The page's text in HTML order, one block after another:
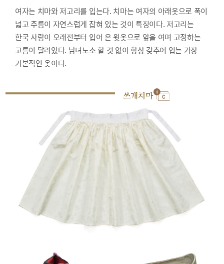
여자는 치마와 저고리를 입는다. 치마는 여자의 아래옷으로 폭이
넓고 주름이 자연스럽게 잡혀 있는 것이 특징이다. 저고리는
한국 사람이 오래전부터 입어 온 윗옷으로 앞을 여며 고정하는
고름이 달려있다. 남녀노소 할 것 없이 항상 갖추어 입는 가장
기본적인 옷이다.
쓰개치마